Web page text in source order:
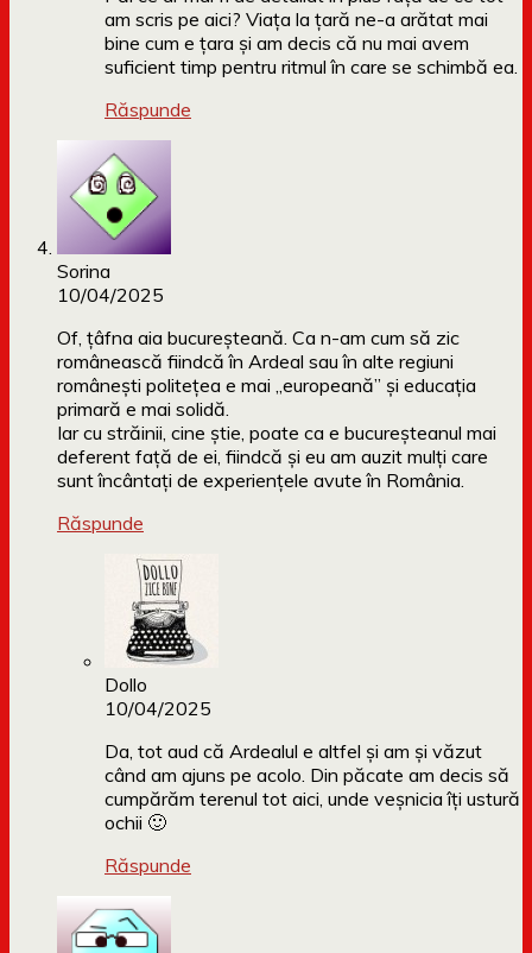
am scris pe aici? Viața la țară ne-a arătat mai
bine cum e țara și am decis că nu mai avem
suficient timp pentru ritmul în care se schimbă ea.
Răspunde
Sorina
10/04/2025
Of, țâfna aia bucureșteană. Ca n-am cum să zic
românească fiindcă în Ardeal sau în alte regiuni
românești politețea e mai „europeană” și educația
primară e mai solidă.
Iar cu străinii, cine știe, poate ca e bucureșteanul mai
deferent față de ei, fiindcă și eu am auzit mulți care
sunt încântați de experiențele avute în România.
Răspunde
Dollo
10/04/2025
Da, tot aud că Ardealul e altfel și am și văzut
când am ajuns pe acolo. Din păcate am decis să
cumpărăm terenul tot aici, unde veșnicia îți ustură
ochii 🙂
Răspunde